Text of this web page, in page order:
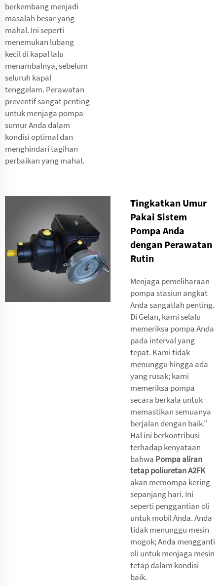
berkembang menjadi
masalah besar yang
mahal. Ini seperti
menemukan lubang
kecil di kapal lalu
menambalnya, sebelum
seluruh kapal
tenggelam. Perawatan
preventif sangat penting
untuk menjaga pompa
sumur Anda dalam
kondisi optimal dan
menghindari tagihan
perbaikan yang mahal.
Tingkatkan Umur
Pakai Sistem
Pompa Anda
dengan Perawatan
Rutin
Menjaga pemeliharaan
pompa stasiun angkat
Anda sangatlah penting.
Di Gelan, kami selalu
memeriksa pompa Anda
pada interval yang
tepat. Kami tidak
menunggu hingga ada
yang rusak; kami
memeriksa pompa
secara berkala untuk
memastikan semuanya
berjalan dengan baik."
Hal ini berkontribusi
terhadap kenyataan
bahwa Pompa aliran
tetap poliuretan A2FK
akan memompa kering
sepanjang hari. Ini
seperti penggantian oli
untuk mobil Anda. Anda
tidak menunggu mesin
mogok; Anda mengganti
oli untuk menjaga mesin
tetap dalam kondisi
baik.